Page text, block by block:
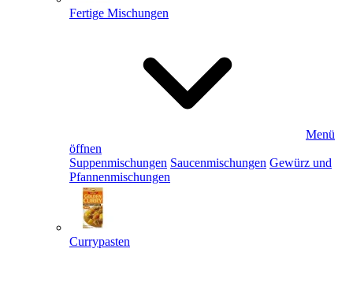
Fertige Mischungen
Menü
öffnen
Suppenmischungen Saucenmischungen Gewürz und
Pfannenmischungen
Currypasten